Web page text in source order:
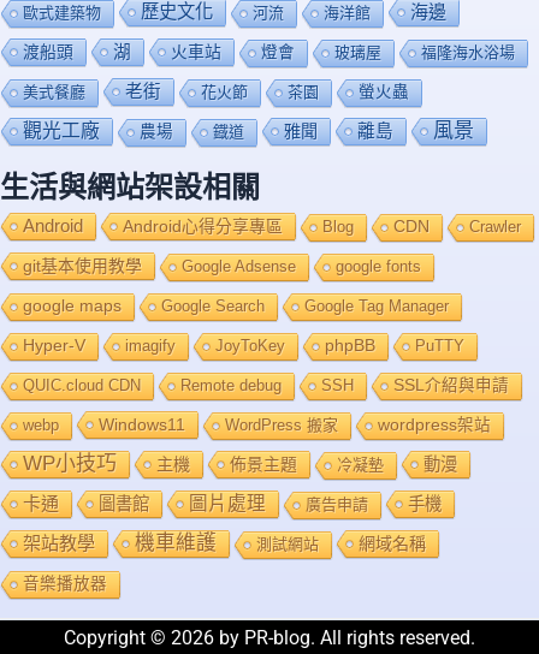
歐式建築物 歷史文化 河流 海洋館 海邊
渡船頭 湖 火車站 燈會 玻璃屋 福隆海水浴場
美式餐廳 老街 花火節 茶園 螢火蟲
觀光工廠 農場 鐡道 雅聞 離島 風景
生活與網站架設相關
Android Android心得分享專區 Blog CDN Crawler
git基本使用教學 Google Adsense google fonts
google maps Google Search Google Tag Manager
Hyper-V imagify JoyToKey phpBB PuTTY
QUIC.cloud CDN Remote debug SSH SSL介紹與申請
webp Windows11 WordPress 搬家 wordpress架站
WP小技巧 主機 佈景主題 冷凝墊 動漫
卡通 圖書館 圖片處理 廣告申請 手機
架站教學 機車維護 測試網站 網域名稱
音樂播放器
Copyright © 2026 by PR-blog. All rights reserved.